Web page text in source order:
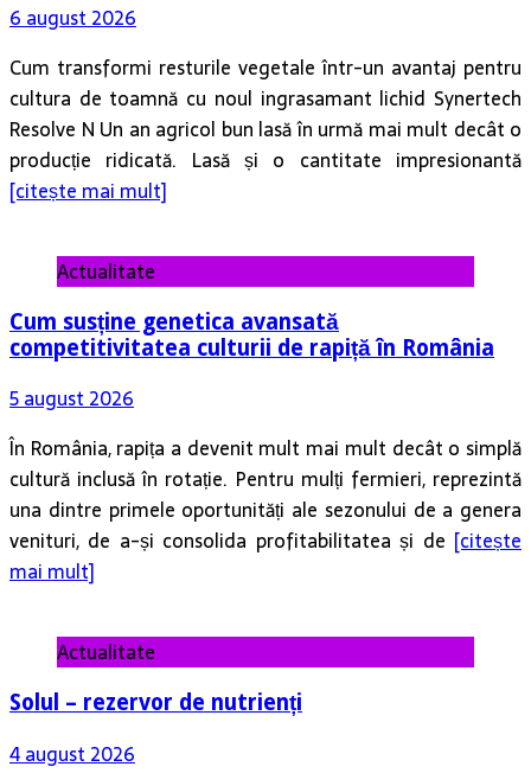
6 august 2026
Cum transformi resturile vegetale într-un avantaj pentru
cultura de toamnă cu noul ingrasamant lichid Synertech
Resolve N Un an agricol bun lasă în urmă mai mult decât o
producție ridicată. Lasă și o cantitate impresionantă
[citește mai mult]
Actualitate
Cum susține genetica avansată
competitivitatea culturii de rapiță în România
5 august 2026
În România, rapița a devenit mult mai mult decât o simplă
cultură inclusă în rotație. Pentru mulți fermieri, reprezintă
una dintre primele oportunități ale sezonului de a genera
venituri, de a-și consolida profitabilitatea și de [citește
mai mult]
Actualitate
Solul – rezervor de nutrienți
4 august 2026